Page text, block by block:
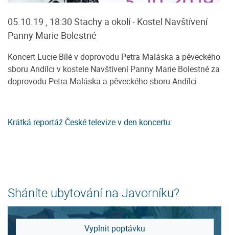
05.10.19 , 18:30 Stachy a okolí - Kostel Navštívení
Panny Marie Bolestné
Koncert Lucie Bílé v doprovodu Petra Maláska a pěveckého
sboru Andílci v kostele Navštívení Panny Marie Bolestné za
doprovodu Petra Maláska a pěveckého sboru Andílci
Krátká reportáž České televize v den koncertu:
Sháníte ubytování na Javorníku?
Vyplnit poptávku